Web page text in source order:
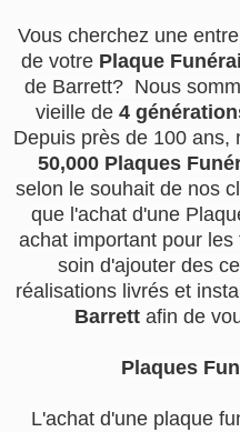
Vous cherchez une
de votre Plaque
de Barrett? Nous
vieille de 4
Depuis près de 100 ans,
50,000 Plaques
selon le souhait de nos
que l'achat d'une
achat important pour
soin d'ajouter des
réalisations livrés et
Barrett afin de
Plaques
L'achat d'une plaque